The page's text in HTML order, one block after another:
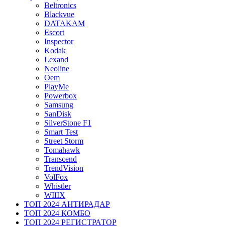
Beltronics
Blackvue
DATAKAM
Escort
Inspector
Kodak
Lexand
Neoline
Oem
PlayMe
Powerbox
Samsung
SanDisk
SilverStone F1
Smart Test
Street Storm
Tomahawk
Transcend
TrendVision
VolFox
Whistler
WIIIX
ТОП 2024 АНТИРАДАР
ТОП 2024 КОМБО
ТОП 2024 РЕГИСТРАТОР